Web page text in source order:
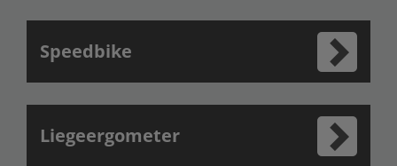
Speedbike
Liegeergometer